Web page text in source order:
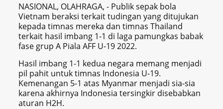
NASIONAL, OLAHRAGA, - Publik sepak bola
Vietnam beraksi terkait tudingan yang ditujukan
kepada timnas mereka dan timnas Thailand
terkait hasil imbang 1-1 di laga pamungkas babak
fase grup A Piala AFF U-19 2022.
Hasil imbang 1-1 kedua negara memang menjadi
pil pahit untuk timnas Indonesia U-19.
Kemenangan 5-1 atas Myanmar menjadi sia-sia
karena akhirnya Indonesia tersingkir disebabkan
aturan H2H.